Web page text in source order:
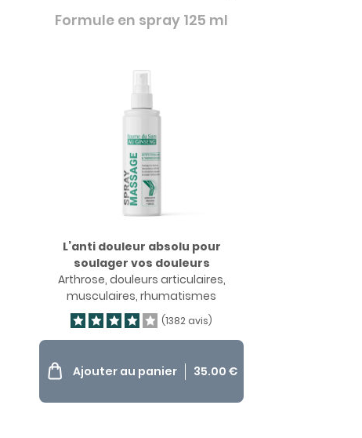
Formule en spray 125 ml
L’anti douleur absolu pour
soulager vos douleurs
Arthrose, douleurs articulaires,
musculaires, rhumatismes
(1382 avis)
Ajouter au panier 35.00€